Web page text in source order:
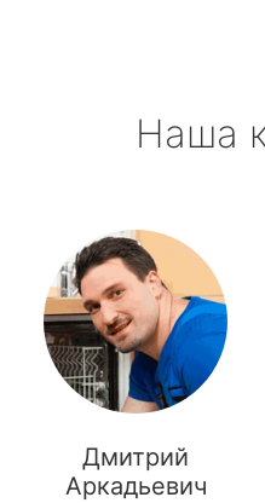
Наша
Дмитрий
Аркадьевич